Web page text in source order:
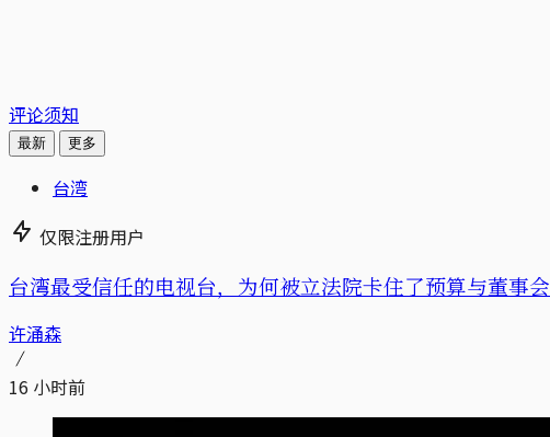
评论须知
最新 更多
台湾
仅限注册用户
台湾最受信任的电视台，为何被立法院卡住了预算与董事
许涌森
16 小时前